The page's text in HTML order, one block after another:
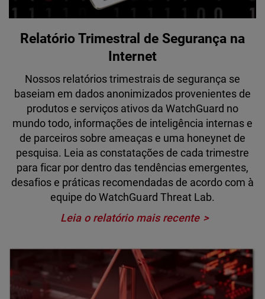
Relatório Trimestral de Segurança na
Internet
Nossos relatórios trimestrais de segurança se
baseiam em dados anonimizados provenientes de
produtos e serviços ativos da WatchGuard no
mundo todo, informações de inteligência internas e
de parceiros sobre ameaças e uma honeynet de
pesquisa. Leia as constatações de cada trimestre
para ficar por dentro das tendências emergentes,
desafios e práticas recomendadas de acordo com à
equipe do WatchGuard Threat Lab.
Leia o relatório mais recente